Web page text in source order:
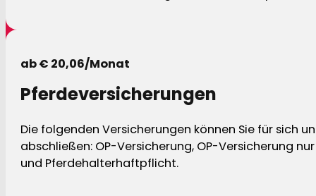
ab € 20,06/Monat
Pferdeversicherungen
Die folgenden Versicherungen können Sie für sich
abschließen: OP-Versicherung, OP-Versicherung
und Pferdehalterhaftpflicht.